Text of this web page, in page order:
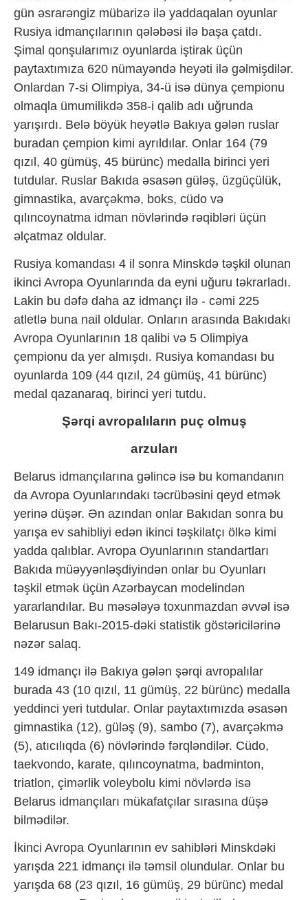
gün əsrarəngiz mübarizə ilə yaddaqalan oyunlar
Rusiya idmançılarının qələbəsi ilə başa çatdı.
Şimal qonşularımız oyunlarda iştirak üçün
paytaxtımıza 620 nümayəndə heyəti ilə gəlmişdilər.
Onlardan 7-si Olimpiya, 34-ü isə dünya çempionu
olmaqla ümumilikdə 358-i qalib adı uğrunda
yarışırdı. Belə böyük heyətlə Bakıya gələn ruslar
buradan çempion kimi ayrıldılar. Onlar 164 (79
qızıl, 40 gümüş, 45 bürünc) medalla birinci yeri
tutdular. Ruslar Bakıda əsasən güləş, üzgüçülük,
gimnastika, avarçəkmə, boks, cüdo və
qılıncoynatma idman növlərində rəqibləri üçün
əlçatmaz oldular.
Rusiya komandası 4 il sonra Minskdə təşkil olunan
ikinci Avropa Oyunlarında da eyni uğuru təkrarladı.
Lakin bu dəfə daha az idmançı ilə - cəmi 225
atletlə buna nail oldular. Onların arasında Bakıdakı
Avropa Oyunlarının 18 qalibi və 5 Olimpiya
çempionu da yer almışdı. Rusiya komandası bu
oyunlarda 109 (44 qızıl, 24 gümüş, 41 bürünc)
medal qazanaraq, birinci yeri tutdu.
Şərqi avropalıların puç olmuş
arzuları
Belarus idmançılarına gəlincə isə bu komandanın
da Avropa Oyunlarındakı təcrübəsini qeyd etmək
yerinə düşər. Ən azından onlar Bakıdan sonra bu
yarışa ev sahibliyi edən ikinci təşkilatçı ölkə kimi
yadda qalıblar. Avropa Oyunlarının standartları
Bakıda müəyyənləşdiyindən onlar bu Oyunları
təşkil etmək üçün Azərbaycan modelindən
yararlandılar. Bu məsələyə toxunmazdan əvvəl isə
Belarusun Bakı-2015-dəki statistik göstəricilərinə
nəzər salaq.
149 idmançı ilə Bakıya gələn şərqi avropalılar
burada 43 (10 qızıl, 11 gümüş, 22 bürünc) medalla
yeddinci yeri tutdular. Onlar paytaxtımızda əsasən
gimnastika (12), güləş (9), sambo (7), avarçəkmə
(5), atıcılıqda (6) növlərində fərqləndilər. Cüdo,
taekvondo, karate, qılıncoynatma, badminton,
triatlon, çimərlik voleybolu kimi növlərdə isə
Belarus idmançıları mükafatçılar sırasına düşə
bilmədilər.
İkinci Avropa Oyunlarının ev sahibləri Minskdəki
yarışda 221 idmançı ilə təmsil olundular. Onlar bu
yarışda 68 (23 qızıl, 16 gümüş, 29 bürünc) medal